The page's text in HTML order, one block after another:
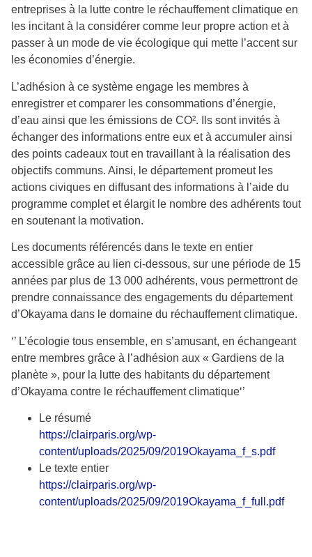
entreprises à la lutte contre le réchauffement climatique en
les incitant à la considérer comme leur propre action et à
passer à un mode de vie écologique qui mette l’accent sur
les économies d’énergie.
L’adhésion à ce système engage les membres à
enregistrer et comparer les consommations d’énergie,
d’eau ainsi que les émissions de CO². Ils sont invités à
échanger des informations entre eux et à accumuler ainsi
des points cadeaux tout en travaillant à la réalisation des
objectifs communs. Ainsi, le département promeut les
actions civiques en diffusant des informations à l’aide du
programme complet et élargit le nombre des adhérents tout
en soutenant la motivation.
Les documents référencés dans le texte en entier
accessible grâce au lien ci-dessous, sur une période de 15
années par plus de 13 000 adhérents, vous permettront de
prendre connaissance des engagements du département
d’Okayama dans le domaine du réchauffement climatique.
‘’ L’écologie tous ensemble, en s’amusant, en échangeant
entre membres grâce à l’adhésion aux « Gardiens de la
planète », pour la lutte des habitants du département
d’Okayama contre le réchauffement climatique‘’
Le résumé
https://clairparis.org/wp-
content/uploads/2025/09/2019Okayama_f_s.pdf
Le texte entier
https://clairparis.org/wp-
content/uploads/2025/09/2019Okayama_f_full.pdf